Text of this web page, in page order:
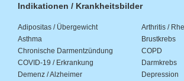
Indikationen / Krankheitsbilder
Adipositas / Übergewicht
Arthritis /
Asthma
Brustkrebs
Chronische Darmentzündung
COPD
COVID-19 / Erkrankung
Darmkrebs
Demenz / Alzheimer
Depression